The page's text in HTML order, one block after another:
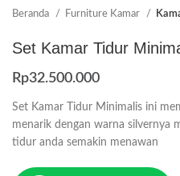
Beranda Furniture Kamar
Set Kamar Tidur
Rp32.500.000
Set Kamar Tidur Minimalis ini
menarik dengan warna silvernya
tidur anda semakin menawan